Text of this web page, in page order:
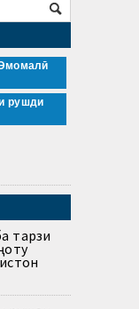
рушди
тарзи